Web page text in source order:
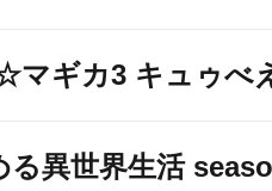
マギカ3 キュゥべ
異世界生活